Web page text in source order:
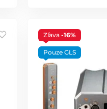
Zľava -16%
Pouze GLS